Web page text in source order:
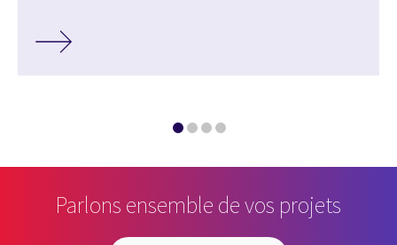
Parlons ensemble de vos projets